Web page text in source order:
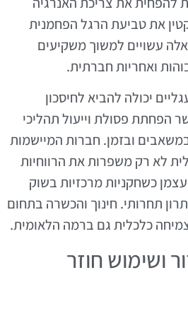
את טביעת הרגל הפחמנית
אלה עשויים למשוך משקיעים
ואחריות חברתית.
יכולה להביא לחיסכון
הפחתת פסולת וייעול תהליכי
ובזמן. חברות המיישמות
לא רק משפרות את הרווחיות
כשחקניות מרכזיות בשוק
תחרותי. חינוך והכשרה בתחום
כלכלית גם ברמה הלאומית.
ושימוש חוזר